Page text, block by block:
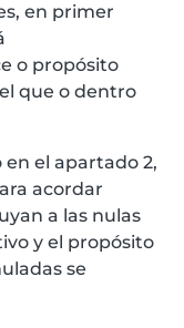
en primer
o propósito
que o dentro
en el apartado 2,
acordar
a las nulas
y el propósito
se